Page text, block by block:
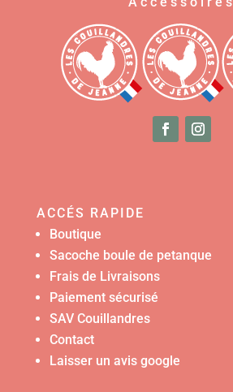
ACCÉS RAPIDE
Boutique
Sacoche boule de petanque
Frais de Livraisons
Paiement sécurisé
SAV Couillandres
Contact
Laisser un avis google